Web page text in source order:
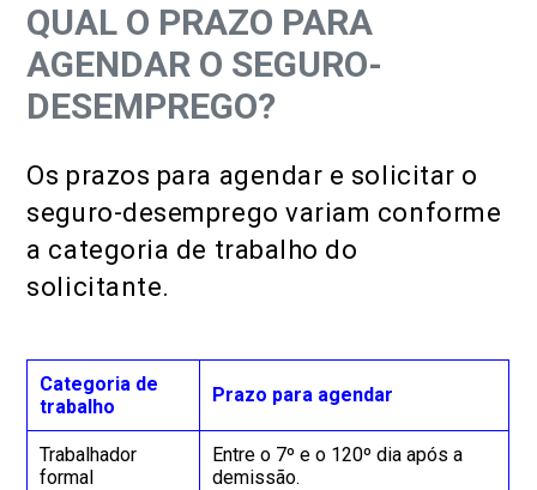
QUAL O PRAZO PARA
AGENDAR O SEGURO-
DESEMPREGO?
Os prazos para agendar e solicitar o
seguro-desemprego variam conforme
a categoria de trabalho do
solicitante.
Categoria de
trabalho
Prazo para agendar
Trabalhador
formal
Entre o 7º e o 120º dia após a
demissão.